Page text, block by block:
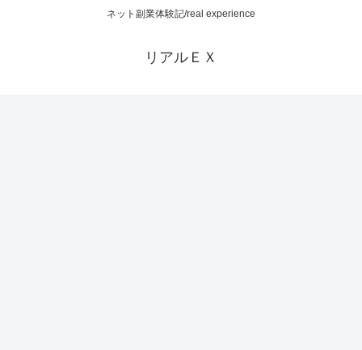
ネット副業体験記/real experience
リアルＥＸ